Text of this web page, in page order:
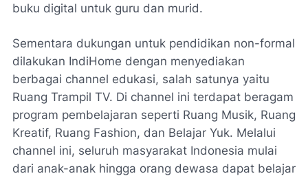
buku digital untuk guru dan murid.
Sementara dukungan untuk pendidikan non-formal
dilakukan IndiHome dengan menyediakan
berbagai channel edukasi, salah satunya yaitu
Ruang Trampil TV. Di channel ini terdapat beragam
program pembelajaran seperti Ruang Musik, Ruang
Kreatif, Ruang Fashion, dan Belajar Yuk. Melalui
channel ini, seluruh masyarakat Indonesia mulai
dari anak-anak hingga orang dewasa dapat belajar